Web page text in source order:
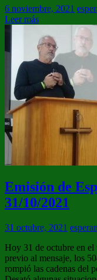
6 noviembre, 2021
Leer más
Emisión de
31/10/2021
31 octubre, 2021
Hoy 31 de octubre en el
previo al mensaje, los
rompió las cadenas del